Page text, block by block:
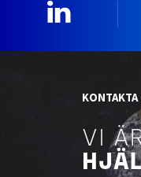
KONTAKTA
VI